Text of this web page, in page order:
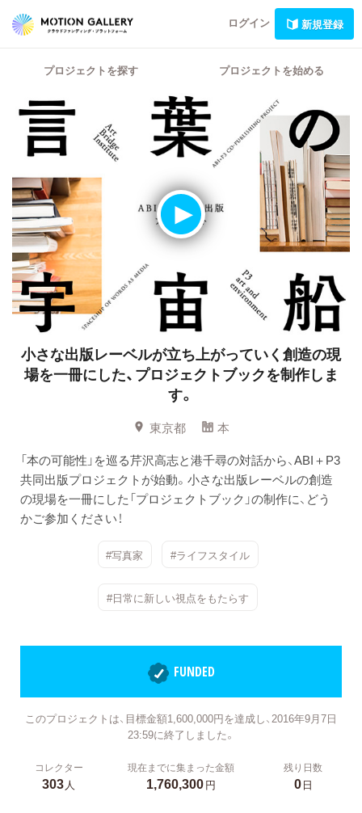
ログイン 新規登録
プロジェクトを探す プロジェクトを始める
小さな出版レーベルが立ち上がっていく創造の現
場を一冊にした、プロジェクトブックを制作しま
す。
東京都
本
「本の可能性」を巡る芹沢高志と港千尋の対話から、ABI＋P3
共同出版プロジェクトが始動。小さな出版レーベルの創造
の現場を一冊にした「プロジェクトブック」の制作に、どう
かご参加ください！
#写真家 #ライフスタイル
#日常に新しい視点をもたらす
FUNDED
このプロジェクトは、目標金額1,600,000円を達成し、2016年9月7日
23:59に終了しました。
コレクター
303人
現在までに集まった金額
1,760,300円
残り日数
0日